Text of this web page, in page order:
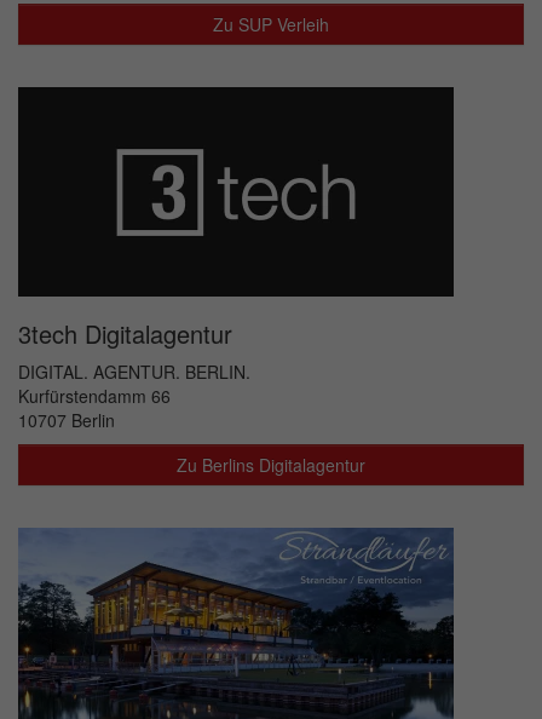
Zu SUP Verleih
3tech Digitalagentur
DIGITAL. AGENTUR. BERLIN.
Kurfürstendamm 66
10707 Berlin
Zu Berlins Digitalagentur